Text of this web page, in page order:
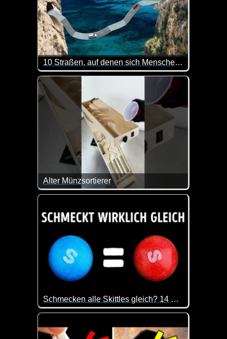
10 Straßen, auf denen sich Menschen in Luft auflösen
Okay, diese Straßen werde ich lieber nicht
Alter Münzsortierer
Das Teil ist doch klasse!
Schmecken alle Skittles gleich? 14 Mythen und Fakten über Süßigkeiten
Es ist doch immer wieder spannend, was man so